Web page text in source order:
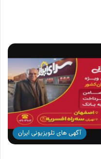
آگهی های تلویزیونی ایران